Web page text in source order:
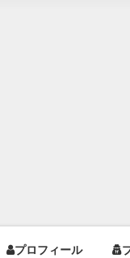
プロフィール